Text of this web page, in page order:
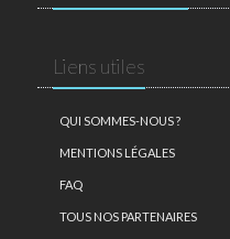
Liens utiles
QUI SOMMES-NOUS ?
MENTIONS LÉGALES
FAQ
TOUS NOS PARTENAIRES